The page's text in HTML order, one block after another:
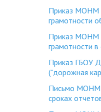
Приказ МОНМ
грамотности
Приказ МОНМ
грамотности
Приказ ГБОУ
("дорожная
Письмо МОНМ
сроках